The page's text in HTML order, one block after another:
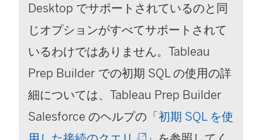
Desktop でサポートされているのと同
じオプションがすべてサポートされて
いるわけではありません。Tableau
Prep Builder での初期 SQL の使用の詳
細については、 Tableau Prep Builder
Salesforce のヘルプの「初期 SQL を使